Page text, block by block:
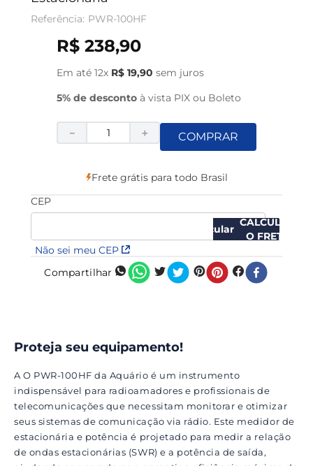
PWR-100HF
R$ 238,90
Em até 12x R$ 19,90 sem juros
5% de desconto à vista PIX ou Boleto
＋
－ COMPRAR
Frete grátis para todo Brasil
CEP
Não sei meu CEP
CALCULAR
O FRETE
Compartilhar
Proteja seu equipamento!
A O PWR-100HF da Aquário é um instrumento
indispensável para radioamadores e profissionais de
telecomunicações que necessitam monitorar e otimizar
seus sistemas de comunicação via rádio. Este medidor de
estacionária e potência é projetado para medir a relação
de ondas estacionárias (SWR) e a potência de saída,